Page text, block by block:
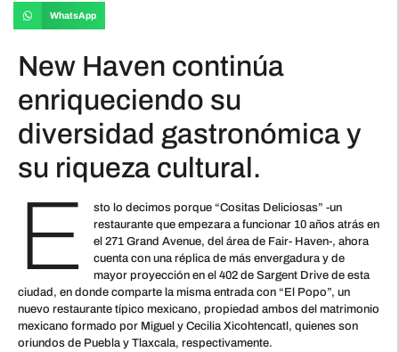
WhatsApp
New Haven continúa
enriqueciendo su
diversidad gastronómica y
su riqueza cultural.
E
sto lo decimos porque “Cositas Deliciosas” -un
restaurante que empezara a funcionar 10 años atrás en
el 271 Grand Avenue, del área de Fair- Haven-, ahora
cuenta con una réplica de más envergadura y de
mayor proyección en el 402 de Sargent Drive de esta
ciudad, en donde comparte la misma entrada con “El Popo”, un
nuevo restaurante típico mexicano, propiedad ambos del matrimonio
mexicano formado por Miguel y Cecilia Xicohtencatl, quienes son
oriundos de Puebla y Tlaxcala, respectivamente.